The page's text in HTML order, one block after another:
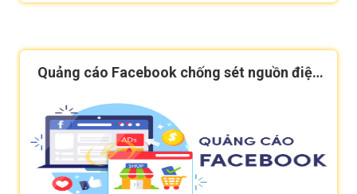
Quảng cáo Facebook chống sét nguồn điện